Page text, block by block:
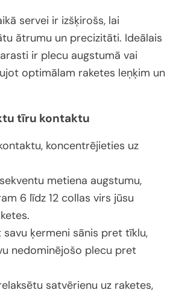
servei ir izšķirošs, lai
ātrumu un precizitāti. Ideālais
ir plecu augstumā vai
optimālam raketes leņķim un
tīru kontaktu
koncentrējieties uz
metiena augstumu,
6 līdz 12 collas virs jūsu
savu ķermeni sānis pret tīklu,
nedominējošo plecu pret
satvērienu uz raketes,